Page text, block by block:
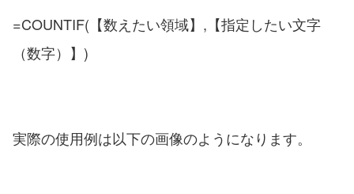
=COUNTIF(【数えたい領域】,【指定したい文字
（数字）】)
実際の使用例は以下の画像のようになります。